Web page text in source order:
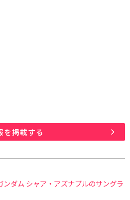
を掲載する
ンダム シャア・アズナブルのサングラ